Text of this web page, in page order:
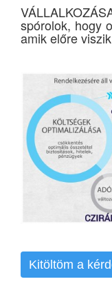
spórolok, hogy
amik előre
Kitöltöm a